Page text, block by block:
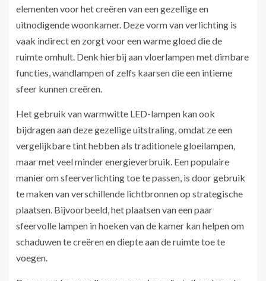
elementen voor het creëren van een gezellige en
uitnodigende woonkamer. Deze vorm van verlichting is
vaak indirect en zorgt voor een warme gloed die de
ruimte omhult. Denk hierbij aan vloerlampen met dimbare
functies, wandlampen of zelfs kaarsen die een intieme
sfeer kunnen creëren.
Het gebruik van warmwitte LED-lampen kan ook
bijdragen aan deze gezellige uitstraling, omdat ze een
vergelijkbare tint hebben als traditionele gloeilampen,
maar met veel minder energieverbruik. Een populaire
manier om sfeerverlichting toe te passen, is door gebruik
te maken van verschillende lichtbronnen op strategische
plaatsen. Bijvoorbeeld, het plaatsen van een paar
sfeervolle lampen in hoeken van de kamer kan helpen om
schaduwen te creëren en diepte aan de ruimte toe te
voegen.